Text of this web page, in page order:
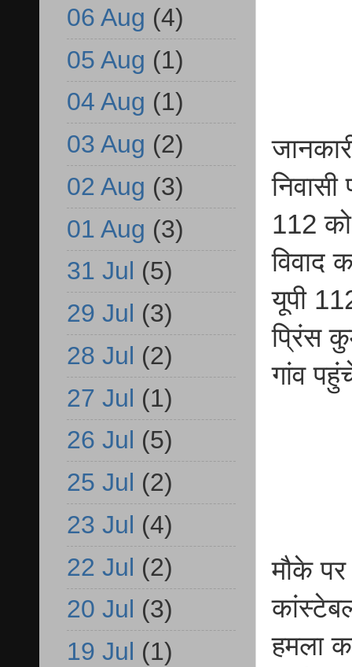
112
विवाद
यूपी
प्रिंस
गांव
मौके
हमला
06 Aug (4)
05 Aug (1)
04 Aug (1)
03 Aug (2)
02 Aug (3)
01 Aug (3)
31 Jul (5)
29 Jul (3)
28 Jul (2)
27 Jul (1)
26 Jul (5)
25 Jul (2)
23 Jul (4)
22 Jul (2)
20 Jul (3)
19 Jul (1)